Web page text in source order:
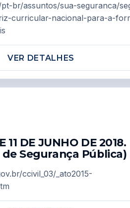
br/assuntos/sua-seguranca/
curricular-nacional-para-a-
VER DETALHES
11 DE JUNHO DE 2018.
Segurança Pública)
ccivil_03/_ato2015-